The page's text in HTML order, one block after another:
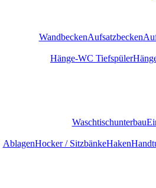
WandbeckenAufsatzbecken
Hänge-WC Tiefspüler
Waschtischunterbau
AblagenHocker / SitzbänkeHaken